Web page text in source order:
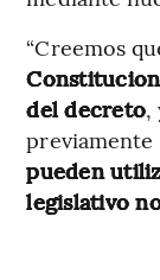
“Creemos
del decreto,
previamente
pueden
legislativo